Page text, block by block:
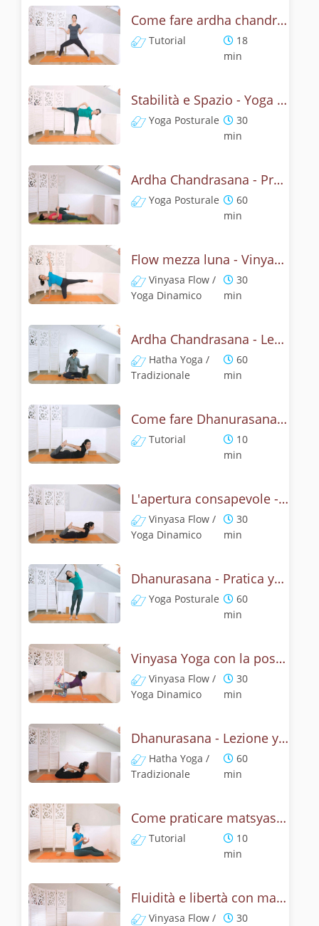
Come fare ardha chandrasana, la posizione della mezza luna? Tutorial
Tutorial
18
min
Stabilità e Spazio - Yoga con la mezza luna
Yoga Posturale
30
min
Ardha Chandrasana - Pratica yoga con l'anatomia della mezza luna
Yoga Posturale
60
min
Flow mezza luna - Vinyasa yoga con ardha chandrasana
Vinyasa Flow /
Yoga Dinamico
30
min
Ardha Chandrasana - Lezione yoga con la storia della mezza luna
Hatha Yoga /
Tradizionale
60
min
Come fare Dhanurasana, la posizione dell' arco? Tutorial
Tutorial
10
min
L'apertura consapevole - Pratica con dhanurasana
Vinyasa Flow /
Yoga Dinamico
30
min
Dhanurasana - Pratica yoga con la tecnica dell'arco
Yoga Posturale
60
min
Vinyasa Yoga con la posizione dell' arco - Dhanurasana Flow
Vinyasa Flow /
Yoga Dinamico
30
min
Dhanurasana - Lezione yoga con la storia dell'arco
Hatha Yoga /
Tradizionale
60
min
Come praticare matsyasana, la posizione del pesce? Tutorial
Tutorial
10
min
Fluidità e libertà con matsyasana, la posizione del pesce
Vinyasa Flow /
30